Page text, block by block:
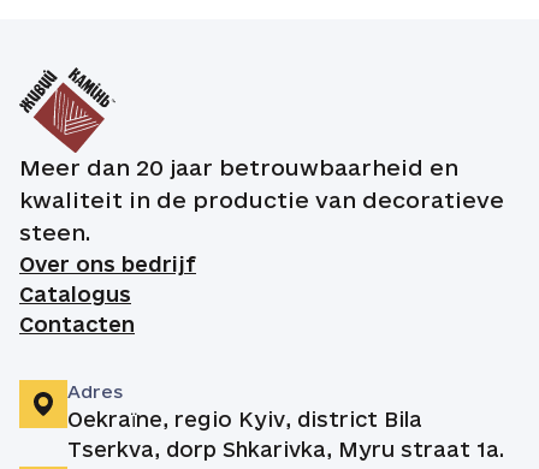
Meer dan 20 jaar betrouwbaarheid en
kwaliteit in de productie van decoratieve
steen.
Over ons bedrijf
Catalogus
Contacten
Adres
Oekraïne, regio Kyiv, district Bila
Tserkva, dorp Shkarivka, Myru straat 1a.